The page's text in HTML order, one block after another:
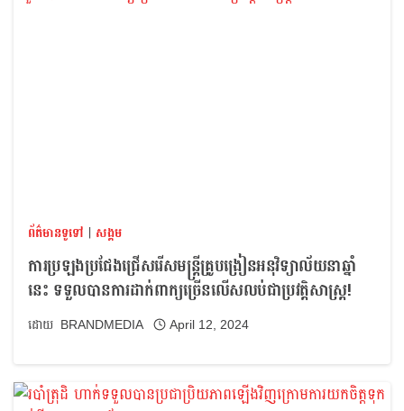
ព័ត៌មានទូទៅ | សង្គម
ការប្រឡងប្រជែងជ្រើសរើសមន្ត្រីគ្រូបង្រៀនអនុវិទ្យាល័យនាឆ្នាំ
នេះ ទទួលបានការដាក់ពាក្យច្រើនលើសលប់ជាប្រវត្តិសាស្ត្រ!
BRANDMEDIA April 12, 2024